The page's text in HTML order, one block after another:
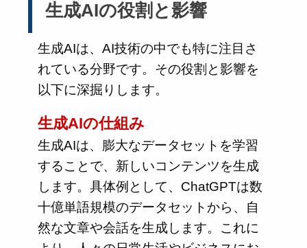
生成AIの役割と影響
生成AIは、AI技術の中でも特に注目さ
れている分野です。その役割と影響を
以下に深掘りします。
生成AIの仕組み
生成AIは、膨大なデータセットを学習
することで、新しいコンテンツを生成
します。具体例として、ChatGPTは数
十億単語規模のデータセットから、自
然な文章や会話を生成します。これに